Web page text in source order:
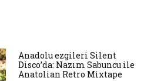
Anadolu ezgileri Silent
Disco’da: Nazım Sabuncu ile
Anatolian Retro Mixtape